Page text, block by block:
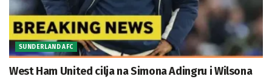
SUNDERLAND AFC
West Ham United cilja na Simona Adingru i Wilsona